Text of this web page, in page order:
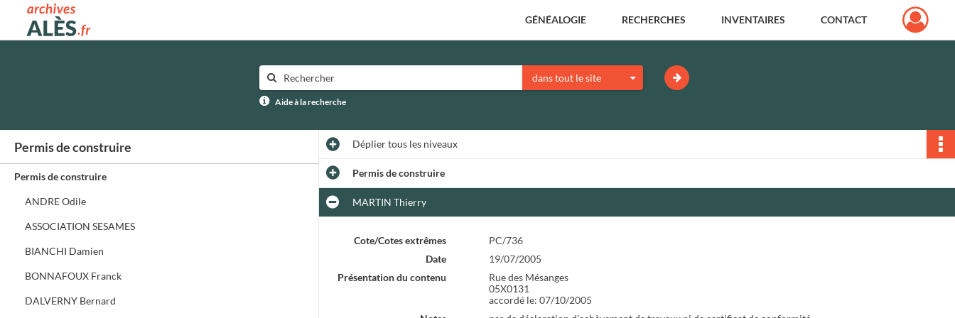
Archives municipales d'Alès GÉNÉALOGIE RECHERCHES INVENTAIRES CONTACT
dans tout le site
Aide à la recherche
Permis de construire
Permis de construire
ANDRE Odile
ASSOCIATION SESAMES
BIANCHI Damien
BONNAFOUX Franck
DALVERNY Bernard
Dépliertous les niveaux
Permis de construire
MARTIN Thierry
Cote/Cotes extrêmes
PC/736
Date
19/07/2005
Présentation du contenu
Rue des Mésanges
05X0131
accordé le: 07/10/2005